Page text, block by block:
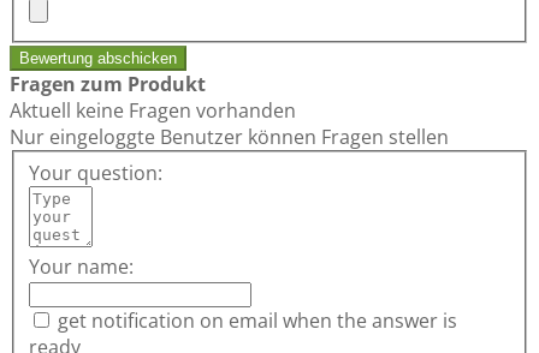
Bewertung abschicken
Fragen zum Produkt
Aktuell keine Fragen vorhanden
Nur eingeloggte Benutzer können Fragen stellen
Your question:
Your name:
get notification on email when the answer is
ready